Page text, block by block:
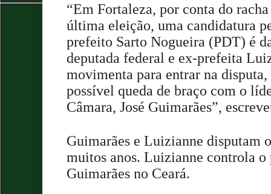
“Em Fortaleza, por conta do
última eleição, uma candidatura
prefeito Sarto Nogueira (PDT) é
deputada federal e ex-prefeita
movimenta para entrar na
possível queda de braço com o
Câmara, José Guimarães”,
Guimarães e Luizianne disputam
muitos anos. Luizianne controla
Guimarães no Ceará.